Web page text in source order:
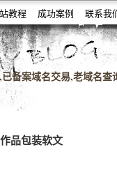
教程 成功案例 联系我
名购买,老域名交易,老域名
备案域名交易,老域名
品包装软文